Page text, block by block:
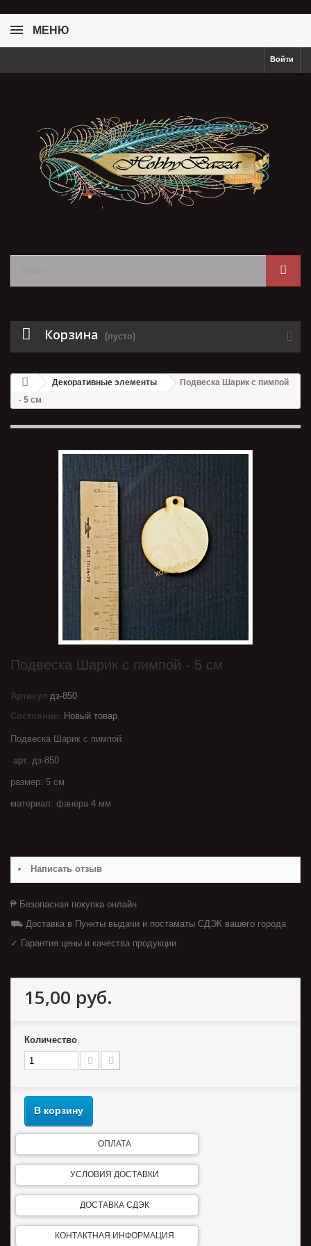
МЕНЮ
Войти
Корзина (пусто)
Декоративные элементы
Подвеска Шарик с пимпой
- 5 см
Подвеска Шарик с пимпой - 5 см
Артикул дз-850
Состояние: Новый товар
Подвеска Шарик с пимпой
арт. дз-850
размер: 5 см
материал: фанера 4 мм
Написать отзыв
₱ Безопасная покупка онлайн
⛟ Доставка в Пункты выдачи и постаматы СДЭК вашего города
✓ Гарантия цены и качества продукции
15,00 руб.
Количество
В корзину
ОПЛАТА
УСЛОВИЯ ДОСТАВКИ
ДОСТАВКА СДЭК
КОНТАКТНАЯ ИНФОРМАЦИЯ